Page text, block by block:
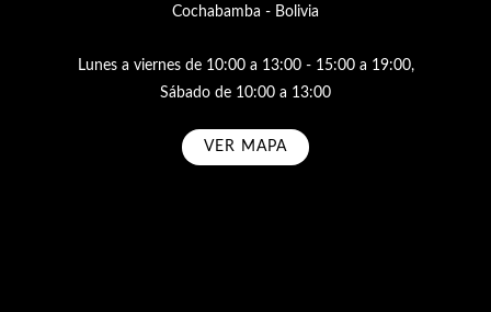
Cochabamba - Bolivia
Lunes a viernes de 10:00 a 13:00 - 15:00 a 19:00,
Sábado de 10:00 a 13:00
VER MAPA